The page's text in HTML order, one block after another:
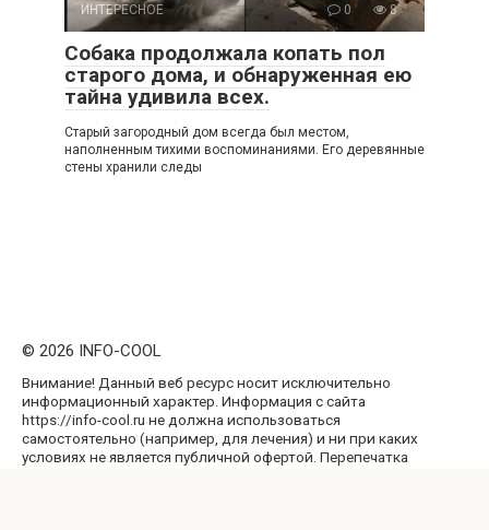
ИНТЕРЕСНОЕ 0 8
Собака продолжала копать пол
старого дома, и обнаруженная ею
тайна удивила всех.
Старый загородный дом всегда был местом,
наполненным тихими воспоминаниями. Его деревянные
стены хранили следы
© 2026 INFO-COOL
Внимание! Данный веб ресурс носит исключительно
информационный характер. Информация с сайта
https://info-cool.ru не должна использоваться
самостоятельно (например, для лечения) и ни при каких
условиях не является публичной офертой. Перепечатка